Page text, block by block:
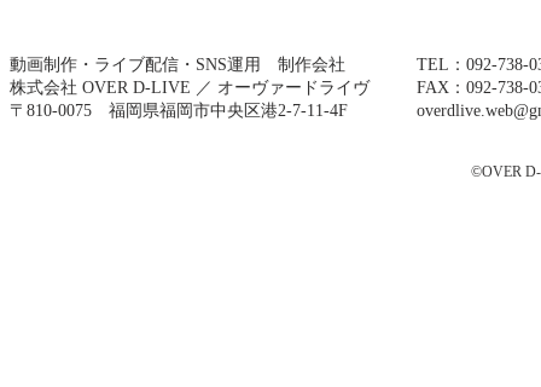
TEL：092-738-
FAX：092-738-
動画制作・ライブ配信・SNS運用 制作会社
株式会社 OVER D-LIVE ／ オーヴァードライヴ
〒810-0075 福岡県福岡市中央区港2-7-11-4F
©OVER D-